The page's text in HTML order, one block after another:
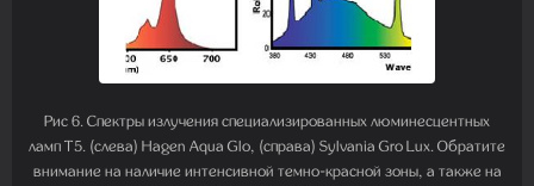
Рис 6. Спектры излучения специализированных люминесцентных
ламп T5. (слева) Hagen Aqua Glo, (справа) Sylvania Gro Lux. Обратите
внимание на наличие интенсивной темно-красной зоны, а также на